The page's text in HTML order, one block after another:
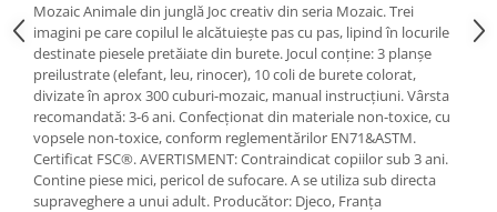
Mozaic Animale din junglă Joc creativ din seria Mozaic. Trei
imagini pe care copilul le alcătuiește pas cu pas, lipind în locurile
destinate piesele pretăiate din burete. Jocul conține: 3 planșe
preilustrate (elefant, leu, rinocer), 10 coli de burete colorat,
divizate în aprox 300 cuburi-mozaic, manual instrucțiuni. Vârsta
recomandată: 3-6 ani. Confecționat din materiale non-toxice, cu
vopsele non-toxice, conform reglementărilor EN71&ASTM.
Certificat FSC®. AVERTISMENT: Contraindicat copiilor sub 3 ani.
Contine piese mici, pericol de sufocare. A se utiliza sub directa
supraveghere a unui adult. Producător: Djeco, Franța